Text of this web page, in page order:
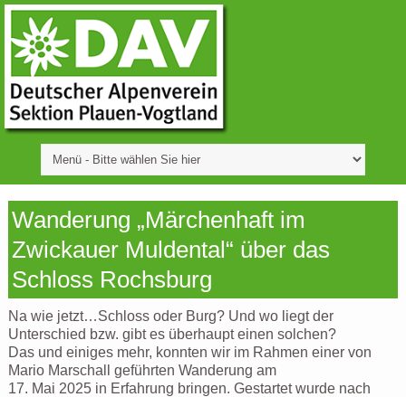
Wanderung „Märchenhaft im
Zwickauer Muldental“ über das
Schloss Rochsburg
Na wie jetzt…Schloss oder Burg? Und wo liegt der
Unterschied bzw. gibt es überhaupt einen solchen?
Das und einiges mehr, konnten wir im Rahmen einer von
Mario Marschall geführten Wanderung am
17. Mai 2025 in Erfahrung bringen. Gestartet wurde nach